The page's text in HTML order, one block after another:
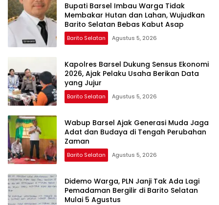
Bupati Barsel Imbau Warga Tidak
Membakar Hutan dan Lahan, Wujudkan
Barito Selatan Bebas Kabut Asap
Barito Selatan Agustus 5, 2026
Kapolres Barsel Dukung Sensus Ekonomi
2026, Ajak Pelaku Usaha Berikan Data
yang Jujur
Barito Selatan Agustus 5, 2026
Wabup Barsel Ajak Generasi Muda Jaga
Adat dan Budaya di Tengah Perubahan
Zaman
Barito Selatan Agustus 5, 2026
Didemo Warga, PLN Janji Tak Ada Lagi
Pemadaman Bergilir di Barito Selatan
Mulai 5 Agustus